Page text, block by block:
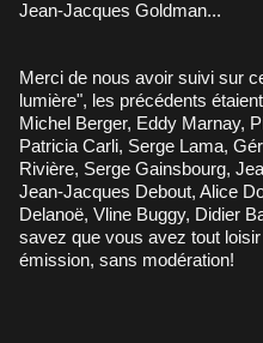
Jean-Jacques Goldman...
Merci de nous avoir suivi sur ce rendez-vous "De l'ombre à la
lumière", les précédents
Michel Berger, Eddy Marnay,
Patricia Carli, Serge Lama,
Rivière, Serge Gainsbourg,
Jean-Jacques Debout, Alice
Delanoë, Vline Buggy, Didier
savez que vous avez tout
émission, sans modération!